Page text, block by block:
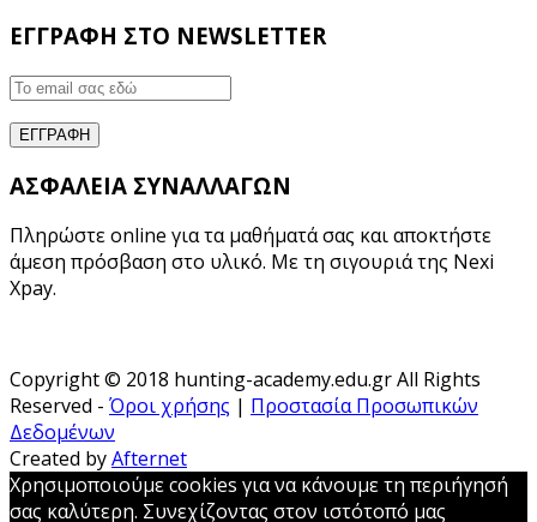
ΕΓΓΡΑΦΗ ΣΤΟ NEWSLETTER
ΑΣΦΑΛΕΙΑ ΣΥΝΑΛΛΑΓΩΝ
Πληρώστε online για τα μαθήματά σας και αποκτήστε
άμεση πρόσβαση στο υλικό. Με τη σιγουριά της Nexi
Xpay.
Copyright © 2018 hunting-academy.edu.gr All Rights
Reserved - Όροι χρήσης | Προστασία Προσωπικών
Δεδομένων
Created byAfternet
Χρησιμοποιούμε cookies για να κάνουμε τη περιήγησή
σας καλύτερη. Συνεχίζοντας στον ιστότοπό μας